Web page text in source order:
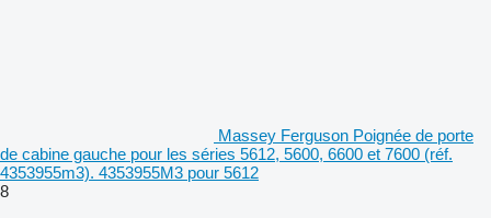
Massey Ferguson Poignée de porte
de cabine gauche pour les séries 5612, 5600, 6600 et 7600 (réf.
4353955m3). 4353955M3 pour 5612
8